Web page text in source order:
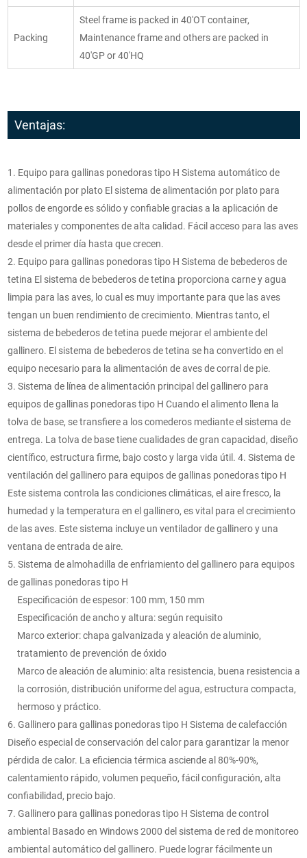
Packing
Steel frame is packed in 40'OT container,
Maintenance frame and others are packed in
40'GP or 40'HQ
Ventajas:
1. Equipo para gallinas ponedoras tipo H Sistema automático de
alimentación por plato El sistema de alimentación por plato para
pollos de engorde es sólido y confiable gracias a la aplicación de
materiales y componentes de alta calidad. Fácil acceso para las aves
desde el primer día hasta que crecen.
2. Equipo para gallinas ponedoras tipo H Sistema de bebederos de
tetina El sistema de bebederos de tetina proporciona carne y agua
limpia para las aves, lo cual es muy importante para que las aves
tengan un buen rendimiento de crecimiento. Mientras tanto, el
sistema de bebederos de tetina puede mejorar el ambiente del
gallinero. El sistema de bebederos de tetina se ha convertido en el
equipo necesario para la alimentación de aves de corral de pie.
3. Sistema de línea de alimentación principal del gallinero para
equipos de gallinas ponedoras tipo H Cuando el alimento llena la
tolva de base, se transfiere a los comederos mediante el sistema de
entrega. La tolva de base tiene cualidades de gran capacidad, diseño
científico, estructura firme, bajo costo y larga vida útil. 4. Sistema de
ventilación del gallinero para equipos de gallinas ponedoras tipo H
Este sistema controla las condiciones climáticas, el aire fresco, la
humedad y la temperatura en el gallinero, es vital para el crecimiento
de las aves. Este sistema incluye un ventilador de gallinero y una
ventana de entrada de aire.
5. Sistema de almohadilla de enfriamiento del gallinero para equipos
de gallinas ponedoras tipo H
Especificación de espesor: 100 mm, 150 mm
Especificación de ancho y altura: según requisito
Marco exterior: chapa galvanizada y aleación de aluminio,
tratamiento de prevención de óxido
Marco de aleación de aluminio: alta resistencia, buena resistencia a
la corrosión, distribución uniforme del agua, estructura compacta,
hermoso y práctico.
6. Gallinero para gallinas ponedoras tipo H Sistema de calefacción
Diseño especial de conservación del calor para garantizar la menor
pérdida de calor. La eficiencia térmica asciende al 80%-90%,
calentamiento rápido, volumen pequeño, fácil configuración, alta
confiabilidad, precio bajo.
7. Gallinero para gallinas ponedoras tipo H Sistema de control
ambiental Basado en Windows 2000 del sistema de red de monitoreo
ambiental automático del gallinero. Puede lograr fácilmente un